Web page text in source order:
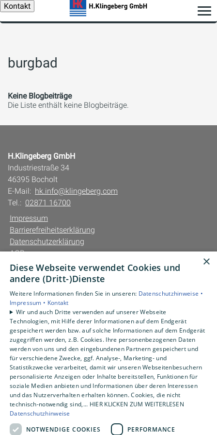
Kontakt
burgbad
Keine Blogbeiträge
Die Liste enthält keine Blogbeiträge.
H.Klingeberg GmbH
Industriestraße 34
46395 Bocholt
E-Mail: hk.info@klingeberg.com
Tel.: 02871 16700
Impressum
Barrierefreiheitserklärung
Datenschutzerklärung
AGB
Unsere Bereiche
Gewerbekunden
Karriere
Unternehmen
Kontakt
×
Diese Webseite verwendet Cookies und
andere (Dritt-)Dienste
Weitere Informationen finden Sie in unseren: Datenschutzhinweise •
Impressum • Kontakt
Wir und auch Dritte verwenden auf unserer Webseite
Technologien, mit Hilfe derer Informationen auf dem Endgerät
gespeichert werden bzw. auf solche Informationen auf dem Endgerät
zugegriffen werden, z.B. Cookies. Ihre personenbezogenen Daten
werden von uns und den eingebundenen Partnern gespeichert und
für verschiedene Zwecke, ggf. Analyse-, Marketing- und
Statistikzwecke verarbeitet, damit wir unseren Webseitenbesuchern
personalisierte Anzeigen oder Inhalte bereitstellen, Funktionen für
soziale Medien anbieten und Informationen über deren Interessen
und das Nutzerverhalten erhalten können. Cookies, die nicht
technisch-notwendig sind,... HIER KLICKEN ZUM WEITERLESEN
Datenschutzhinweise
NOTWENDIGE COOKIES
PERFORMANCE